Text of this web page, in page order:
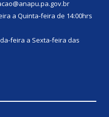
a Quinta-feira de 14:00hrs
feira a Sexta-feira das